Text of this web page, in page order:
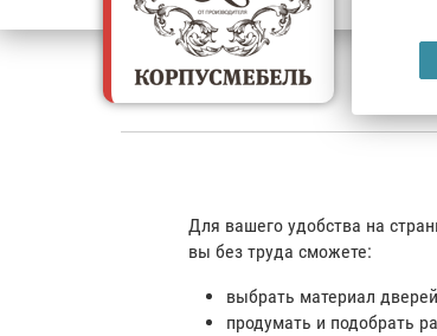
Для вашего удобства на
вы без труда сможете:
выбрать материал
продумать и подобрать